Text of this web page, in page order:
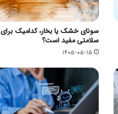
سونای خشک یا بخار، کدامیک برای
سلامتی مفید است؟
۱۴۰۵-۰۵-۱۵